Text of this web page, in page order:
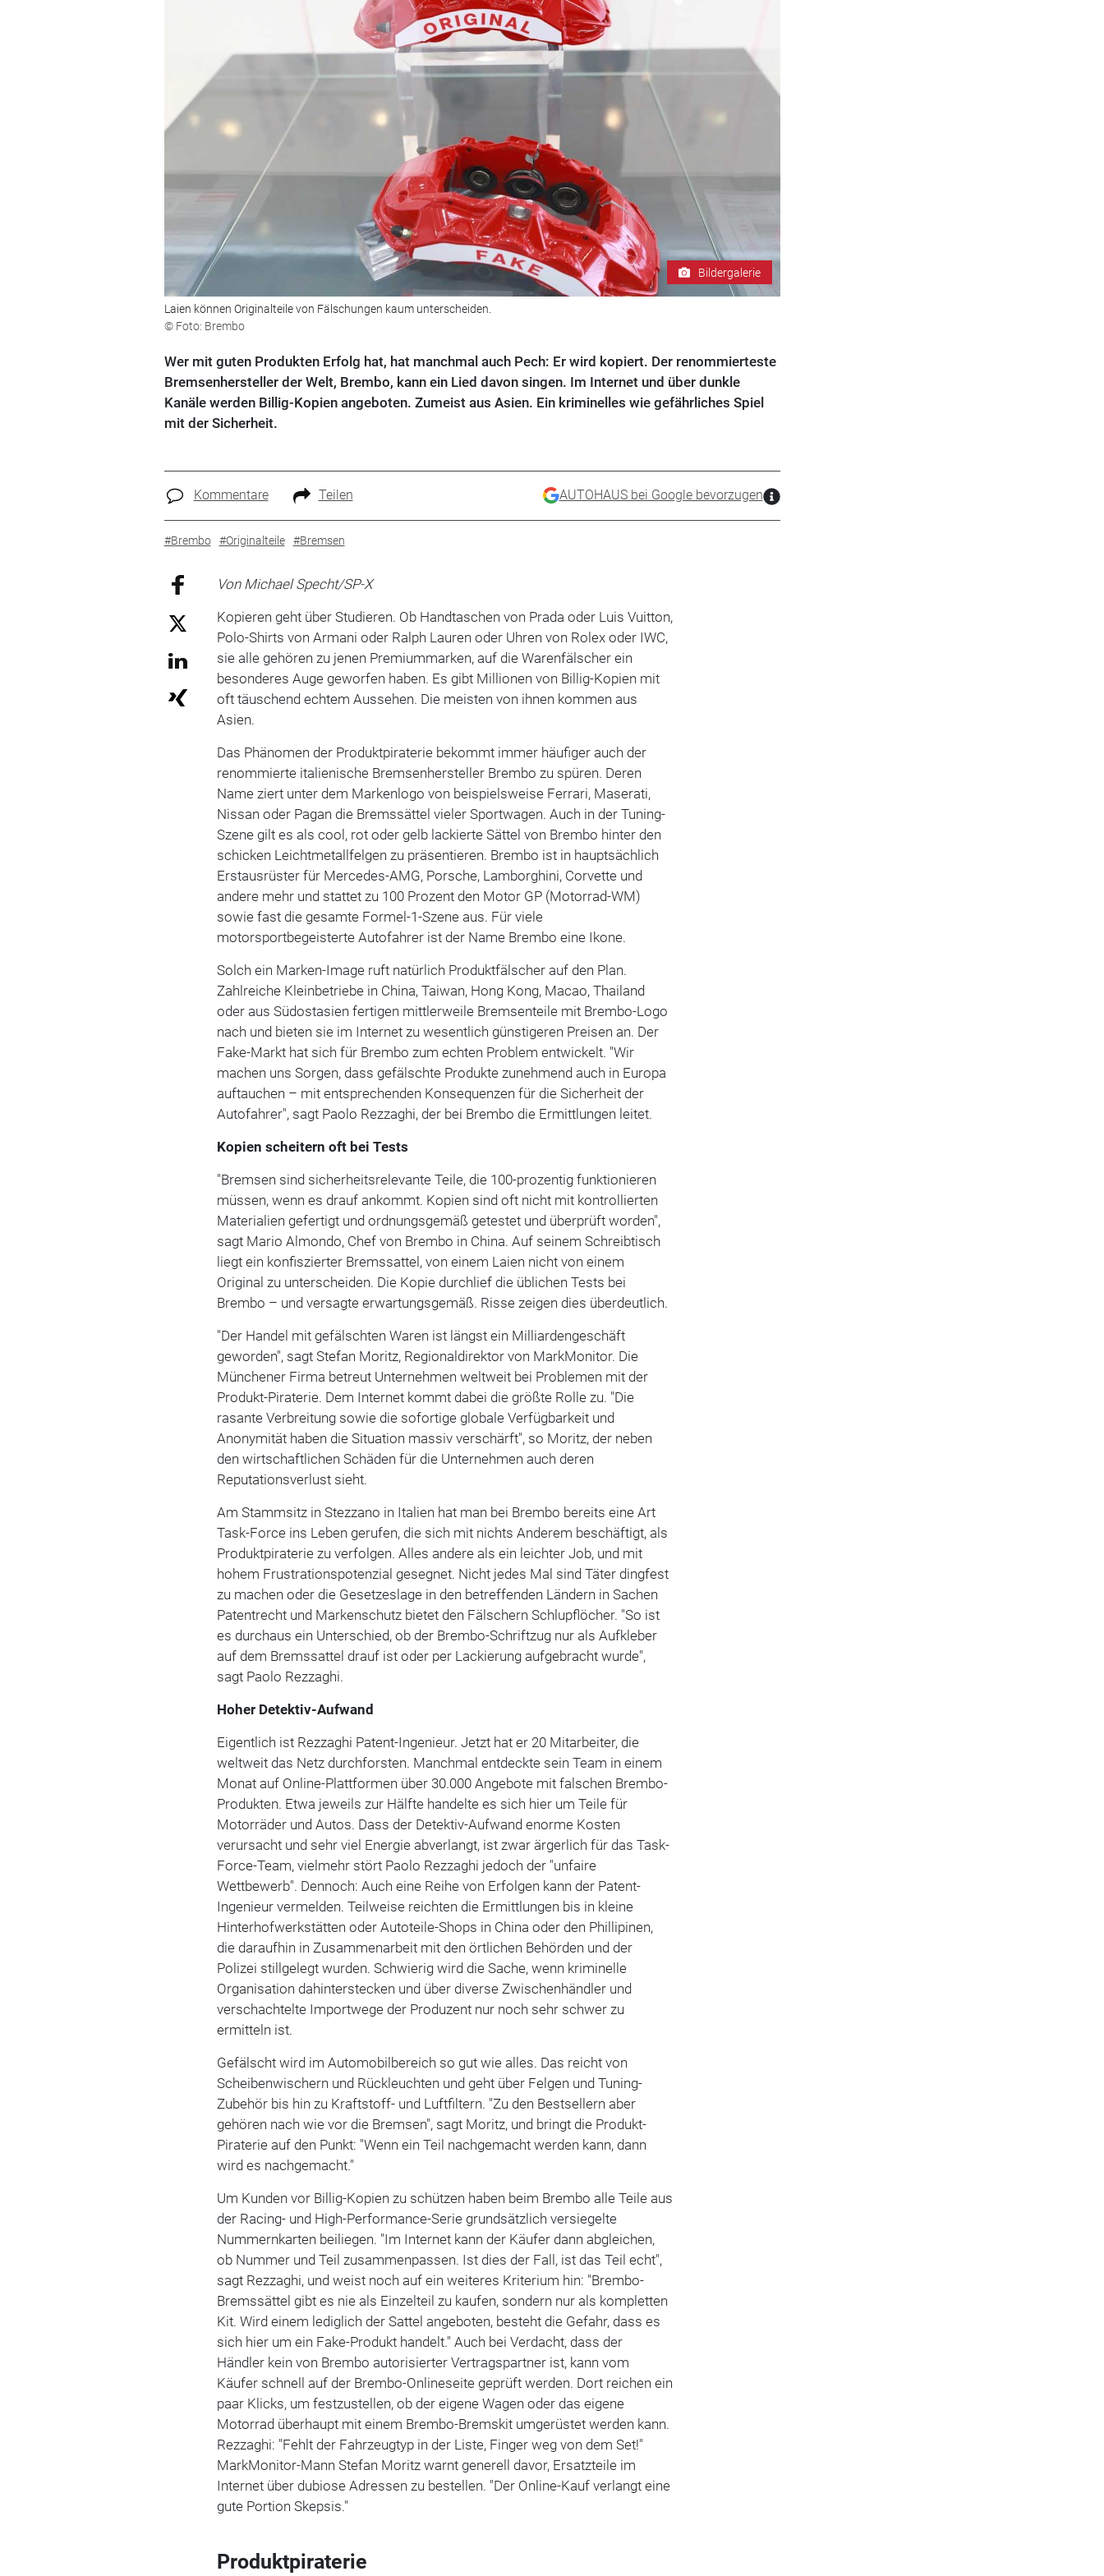
Bildergalerie
Laien können Originalteile von Fälschungen kaum unterscheiden.
© Foto: Brembo
Wer mit guten Produkten Erfolg hat, hat manchmal auch Pech: Er wird kopiert. Der renommierteste
Bremsenhersteller der Welt, Brembo, kann ein Lied davon singen. Im Internet und über dunkle
Kanäle werden Billig-Kopien angeboten. Zumeist aus Asien. Ein kriminelles wie gefährliches Spiel
mit der Sicherheit.
Kommentare Teilen AUTOHAUS bei Google bevorzugen
#Brembo #Originalteile #Bremsen
Von Michael Specht/SP-X
Kopieren geht über Studieren. Ob Handtaschen von Prada oder Luis Vuitton,
Polo-Shirts von Armani oder Ralph Lauren oder Uhren von Rolex oder IWC,
sie alle gehören zu jenen Premiummarken, auf die Warenfälscher ein
besonderes Auge geworfen haben. Es gibt Millionen von Billig-Kopien mit
oft täuschend echtem Aussehen. Die meisten von ihnen kommen aus
Asien.
Das Phänomen der Produktpiraterie bekommt immer häufiger auch der
renommierte italienische Bremsenhersteller Brembo zu spüren. Deren
Name ziert unter dem Markenlogo von beispielsweise Ferrari, Maserati,
Nissan oder Pagan die Bremssättel vieler Sportwagen. Auch in der Tuning-
Szene gilt es als cool, rot oder gelb lackierte Sättel von Brembo hinter den
schicken Leichtmetallfelgen zu präsentieren. Brembo ist in hauptsächlich
Erstausrüster für Mercedes-AMG, Porsche, Lamborghini, Corvette und
andere mehr und stattet zu 100 Prozent den Motor GP (Motorrad-WM)
sowie fast die gesamte Formel-1-Szene aus. Für viele
motorsportbegeisterte Autofahrer ist der Name Brembo eine Ikone.
Solch ein Marken-Image ruft natürlich Produktfälscher auf den Plan.
Zahlreiche Kleinbetriebe in China, Taiwan, Hong Kong, Macao, Thailand
oder aus Südostasien fertigen mittlerweile Bremsenteile mit Brembo-Logo
nach und bieten sie im Internet zu wesentlich günstigeren Preisen an. Der
Fake-Markt hat sich für Brembo zum echten Problem entwickelt. "Wir
machen uns Sorgen, dass gefälschte Produkte zunehmend auch in Europa
auftauchen – mit entsprechenden Konsequenzen für die Sicherheit der
Autofahrer", sagt Paolo Rezzaghi, der bei Brembo die Ermittlungen leitet.
Kopien scheitern oft bei Tests
"Bremsen sind sicherheitsrelevante Teile, die 100-prozentig funktionieren
müssen, wenn es drauf ankommt. Kopien sind oft nicht mit kontrollierten
Materialien gefertigt und ordnungsgemäß getestet und überprüft worden",
sagt Mario Almondo, Chef von Brembo in China. Auf seinem Schreibtisch
liegt ein konfiszierter Bremssattel, von einem Laien nicht von einem
Original zu unterscheiden. Die Kopie durchlief die üblichen Tests bei
Brembo – und versagte erwartungsgemäß. Risse zeigen dies überdeutlich.
"Der Handel mit gefälschten Waren ist längst ein Milliardengeschäft
geworden", sagt Stefan Moritz, Regionaldirektor von MarkMonitor. Die
Münchener Firma betreut Unternehmen weltweit bei Problemen mit der
Produkt-Piraterie. Dem Internet kommt dabei die größte Rolle zu. "Die
rasante Verbreitung sowie die sofortige globale Verfügbarkeit und
Anonymität haben die Situation massiv verschärft", so Moritz, der neben
den wirtschaftlichen Schäden für die Unternehmen auch deren
Reputationsverlust sieht.
Am Stammsitz in Stezzano in Italien hat man bei Brembo bereits eine Art
Task-Force ins Leben gerufen, die sich mit nichts Anderem beschäftigt, als
Produktpiraterie zu verfolgen. Alles andere als ein leichter Job, und mit
hohem Frustrationspotenzial gesegnet. Nicht jedes Mal sind Täter dingfest
zu machen oder die Gesetzeslage in den betreffenden Ländern in Sachen
Patentrecht und Markenschutz bietet den Fälschern Schlupflöcher. "So ist
es durchaus ein Unterschied, ob der Brembo-Schriftzug nur als Aufkleber
auf dem Bremssattel drauf ist oder per Lackierung aufgebracht wurde",
sagt Paolo Rezzaghi.
Hoher Detektiv-Aufwand
Eigentlich ist Rezzaghi Patent-Ingenieur. Jetzt hat er 20 Mitarbeiter, die
weltweit das Netz durchforsten. Manchmal entdeckte sein Team in einem
Monat auf Online-Plattformen über 30.000 Angebote mit falschen Brembo-
Produkten. Etwa jeweils zur Hälfte handelte es sich hier um Teile für
Motorräder und Autos. Dass der Detektiv-Aufwand enorme Kosten
verursacht und sehr viel Energie abverlangt, ist zwar ärgerlich für das Task-
Force-Team, vielmehr stört Paolo Rezzaghi jedoch der "unfaire
Wettbewerb". Dennoch: Auch eine Reihe von Erfolgen kann der Patent-
Ingenieur vermelden. Teilweise reichten die Ermittlungen bis in kleine
Hinterhofwerkstätten oder Autoteile-Shops in China oder den Phillipinen,
die daraufhin in Zusammenarbeit mit den örtlichen Behörden und der
Polizei stillgelegt wurden. Schwierig wird die Sache, wenn kriminelle
Organisation dahinterstecken und über diverse Zwischenhändler und
verschachtelte Importwege der Produzent nur noch sehr schwer zu
ermitteln ist.
Gefälscht wird im Automobilbereich so gut wie alles. Das reicht von
Scheibenwischern und Rückleuchten und geht über Felgen und Tuning-
Zubehör bis hin zu Kraftstoff- und Luftfiltern. "Zu den Bestsellern aber
gehören nach wie vor die Bremsen", sagt Moritz, und bringt die Produkt-
Piraterie auf den Punkt: "Wenn ein Teil nachgemacht werden kann, dann
wird es nachgemacht."
Um Kunden vor Billig-Kopien zu schützen haben beim Brembo alle Teile aus
der Racing- und High-Performance-Serie grundsätzlich versiegelte
Nummernkarten beiliegen. "Im Internet kann der Käufer dann abgleichen,
ob Nummer und Teil zusammenpassen. Ist dies der Fall, ist das Teil echt",
sagt Rezzaghi, und weist noch auf ein weiteres Kriterium hin: "Brembo-
Bremssättel gibt es nie als Einzelteil zu kaufen, sondern nur als kompletten
Kit. Wird einem lediglich der Sattel angeboten, besteht die Gefahr, dass es
sich hier um ein Fake-Produkt handelt." Auch bei Verdacht, dass der
Händler kein von Brembo autorisierter Vertragspartner ist, kann vom
Käufer schnell auf der Brembo-Onlineseite geprüft werden. Dort reichen ein
paar Klicks, um festzustellen, ob der eigene Wagen oder das eigene
Motorrad überhaupt mit einem Brembo-Bremskit umgerüstet werden kann.
Rezzaghi: "Fehlt der Fahrzeugtyp in der Liste, Finger weg von dem Set!"
MarkMonitor-Mann Stefan Moritz warnt generell davor, Ersatzteile im
Internet über dubiose Adressen zu bestellen. "Der Online-Kauf verlangt eine
gute Portion Skepsis."
Produktpiraterie